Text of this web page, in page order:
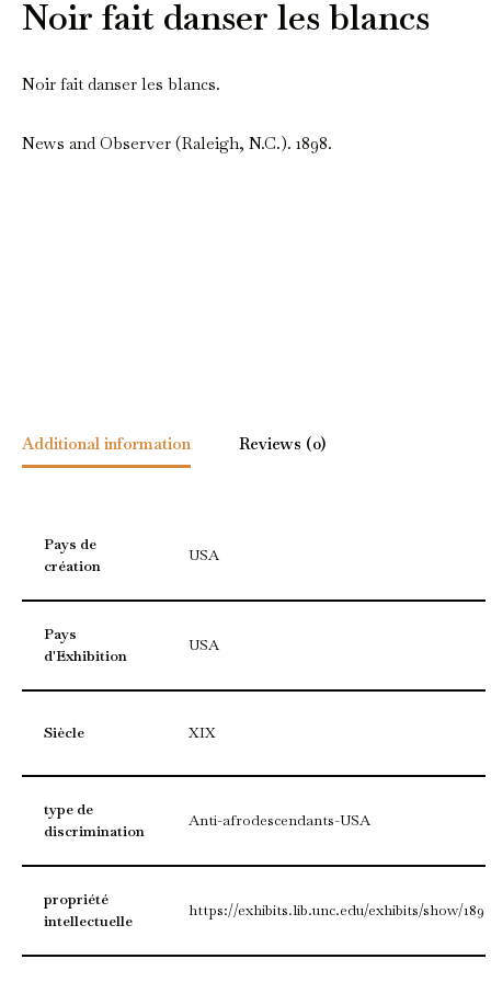
Noir fait danser les blancs
Noir fait danser les blancs.
News and Observer (Raleigh, N.C.). 1898.
Additional information Reviews (0)
Pays de
création
USA
Pays
d'Exhibition
USA
Siècle XIX
type de
discrimination
Anti-afrodescendants-USA
propriété
intellectuelle
https://exhibits.lib.unc.edu/exhibits/show/